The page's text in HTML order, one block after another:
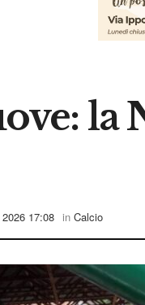
la
17:08 in Calcio